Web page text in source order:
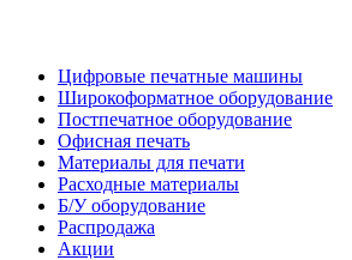
Цифровые печатные машины
Широкоформатное оборудование
Постпечатное оборудование
Офисная печать
Материалы для печати
Расходные материалы
Б/У оборудование
Распродажа
Акции